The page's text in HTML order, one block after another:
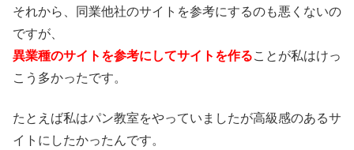
それから、同業他社のサイトを参考にするのも悪くないの
ですが、
異業種のサイトを参考にしてサイトを作ることが私はけっ
こう多かったです。
たとえば私はパン教室をやっていましたが高級感のあるサ
イトにしたかったんです。